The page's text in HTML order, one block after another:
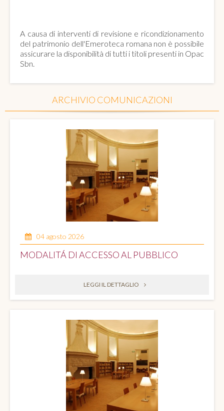
A causa di interventi di revisione e ricondizionamento
del patrimonio dell'Emeroteca romana non è possibile
assicurare la disponibilità di tutti i titoli presenti in Opac
Sbn.
ARCHIVIO COMUNICAZIONI
04 agosto 2026
MODALITÁ DI ACCESSO AL PUBBLICO
LEGGI IL DETTAGLIO